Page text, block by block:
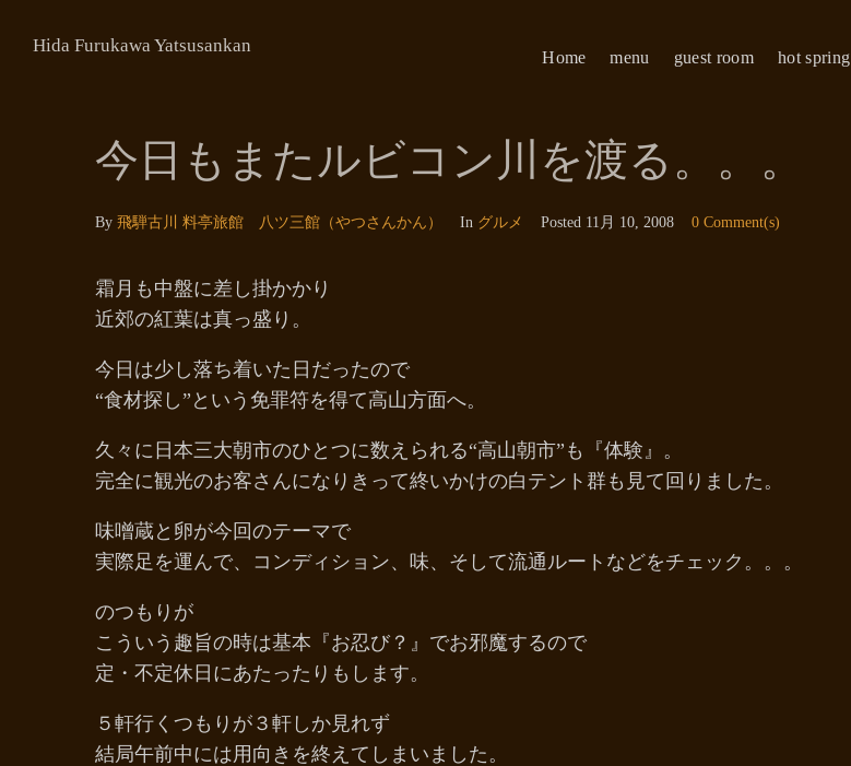
Hida Furukawa Yatsusankan
Home menu guest room hot spring
今日もまたルビコン川を渡る。。。
By 飛騨古川 料亭旅館 八ツ三館（やつさんかん） In グルメ Posted 11月 10, 2008 0 Comment(s)
霜月も中盤に差し掛かかり
近郊の紅葉は真っ盛り。
今日は少し落ち着いた日だったので
“食材探し”という免罪符を得て高山方面へ。
久々に日本三大朝市のひとつに数えられる“高山朝市”も『体験』。
完全に観光のお客さんになりきって終いかけの白テント群も見て回りました。
味噌蔵と卵が今回のテーマで
実際足を運んで、コンディション、味、そして流通ルートなどをチェック。。。
のつもりが
こういう趣旨の時は基本『お忍び？』でお邪魔するので
定・不定休日にあたったりもします。
５軒行くつもりが３軒しか見れず
結局午前中には用向きを終えてしまいました。